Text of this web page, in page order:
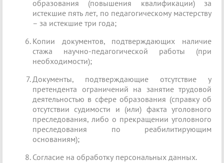
образования (повышения квалификации) за
истекшие пять лет, по педагогическому мастерству
– за истекшие три года;
Копии документов, подтверждающих наличие
стажа научно-педагогической работы (при
необходимости);
Документы, подтверждающие отсутствие у
претендента ограничений на занятие трудовой
деятельностью в сфере образования (справку об
отсутствии судимости и (или) факта уголовного
преследования, либо о прекращении уголовного
преследования по реабилитирующим
основаниям);
Согласие на обработку персональных данных.